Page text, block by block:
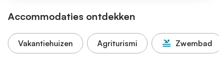
Accommodaties ontdekken
Vakantiehuizen Agriturismi Zwembad